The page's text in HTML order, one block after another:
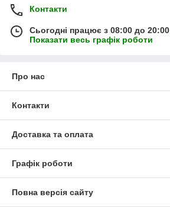
Контакти
Сьогодні працює з 08:00 до 20:00
Показати весь графік роботи
Про нас
Контакти
Доставка та оплата
Графік роботи
Повна версія сайту